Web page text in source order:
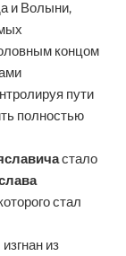
и Волыни,
концом
пути
полностью
стало
стал
из